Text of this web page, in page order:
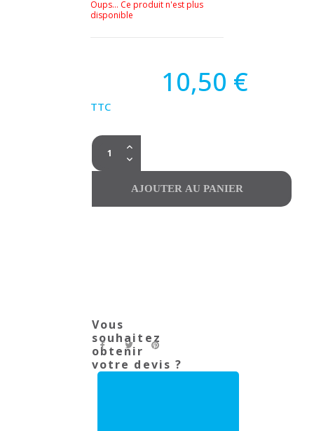
Oups… Ce produit n'est plus
disponible
10,50 €
TTC
Vous
souhaitez
obtenir
votre devis ?